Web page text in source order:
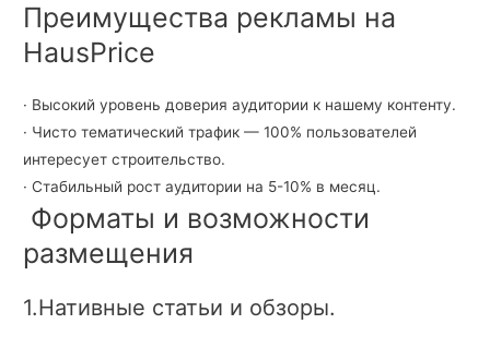
Преимущества рекламы на
HausPrice
· Высокий уровень доверия аудитории к нашему контенту.
· Чисто тематический трафик — 100% пользователей
интересует строительство.
· Стабильный рост аудитории на 5-10% в месяц.
Форматы и возможности
размещения
1.Нативные статьи и обзоры.